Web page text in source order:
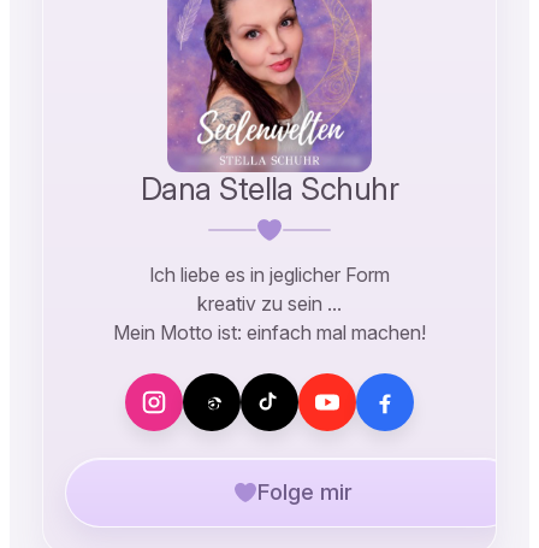
Dana Stella Schuhr
Ich liebe es in jeglicher Form
kreativ zu sein …
Mein Motto ist: einfach mal machen!
Folge mir